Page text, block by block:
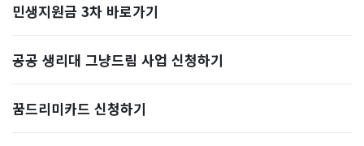
민생지원금 3차 바로가기
공공 생리대 그냥드림 사업 신청하기
꿈드리미카드 신청하기